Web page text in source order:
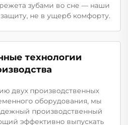
зубами во сне — наши
не в ущерб комфорту.
технологии
двух производственных
оборудования, мы
производственный
эффективно выпускать